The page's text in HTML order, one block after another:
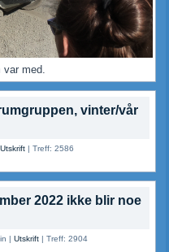
var med.
vinter/vår
Utskrift |Treff: 2586
2022 ikke blir noe
|Utskrift |Treff: 2904